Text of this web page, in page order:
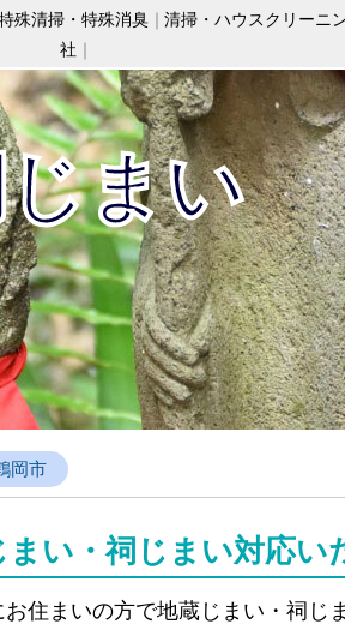
殊清掃・特殊消臭
清掃・ハウスクリーニ
社
まい
岡市
まい・祠じまい対応い
住まいの方で地蔵じまい・祠じ